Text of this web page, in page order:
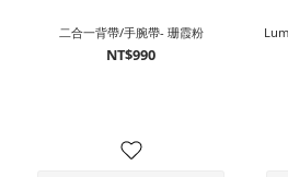
二合一背帶/手腕帶- 珊霞粉
NT$990
LumaTime